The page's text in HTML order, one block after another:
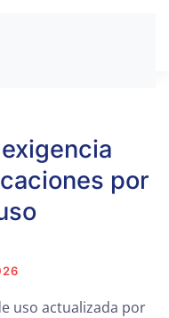
por
uso actualizada por